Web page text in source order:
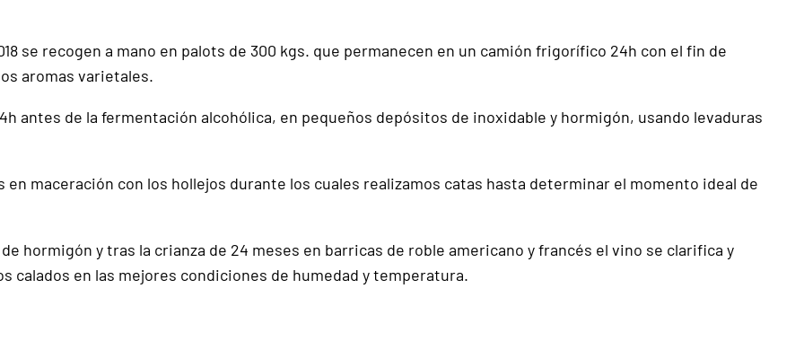
se recogen a mano en palots de 300 kgs. que permanecen en un camión frigorífico 24h con el fin de
aromas varietales.
antes de la fermentación alcohólica, en pequeños depósitos de inoxidable y hormigón, usando levaduras
maceración con los hollejos durante los cuales realizamos catas hasta determinar el momento ideal de
hormigón y tras la crianza de 24 meses en barricas de roble americano y francés el vino se clarifica y
calados en las mejores condiciones de humedad y temperatura.